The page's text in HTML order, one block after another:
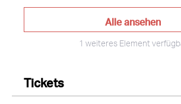
1 weiteres Element
Alle ansehen
Tickets